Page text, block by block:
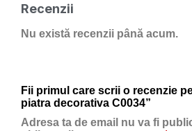
Recenzii
Nu există recenzii până acum.
Fii primul care scrii o recenzie
piatra decorativa C0034”
Adresa ta de email nu va fi